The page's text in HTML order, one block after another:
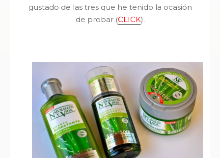
gustado de las tres que he tenido la ocasión
de probar (CLICK).